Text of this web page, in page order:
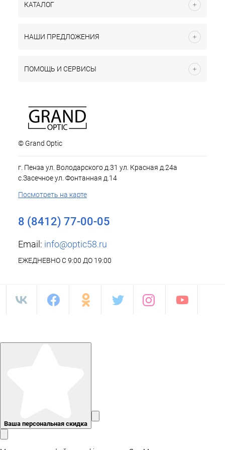
КАТАЛОГ
НАШИ ПРЕДЛОЖЕНИЯ
ПОМОЩЬ И СЕРВИСЫ
© Grand Optic
г. Пенза ул. Володарского д.31 ул. Красная д.24а
с.Засечное ул. Фонтанная д.14
Посмотреть на карте
8 (8412) 77-00-05
Email: info@optic58.ru
ЕЖЕДНЕВНО С 9:00 ДО 19:00
Ваша персональная скидка